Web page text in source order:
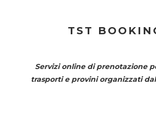
TST
Servizi online di prenotazione
trasporti e provini organizzati